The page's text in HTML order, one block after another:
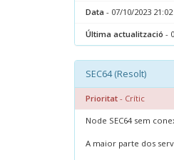
Data - 07/10/2023
Última actualització -
SEC64 (Resolt)
Prioritat- Crític
Node SEC64 sem
A maior parte dos